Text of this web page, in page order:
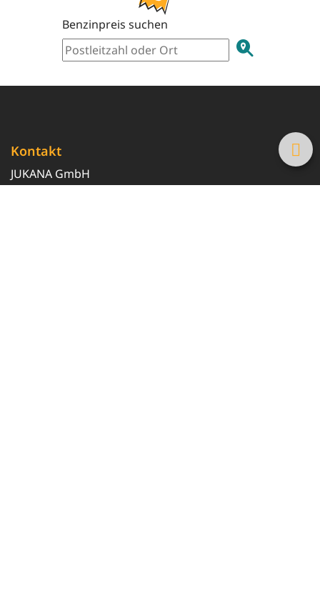
Benzinpreis suchen
Kontakt
JUKANA GmbH